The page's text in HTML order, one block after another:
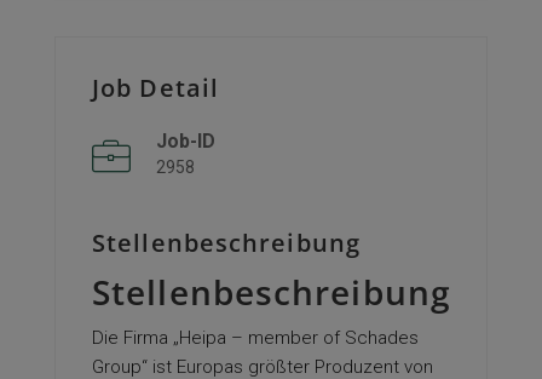
Job Detail
Job-ID
2958
Stellenbeschreibung
Stellenbeschreibung
Die Firma „Heipa – member of Schades
Group“ ist Europas größter Produzent von